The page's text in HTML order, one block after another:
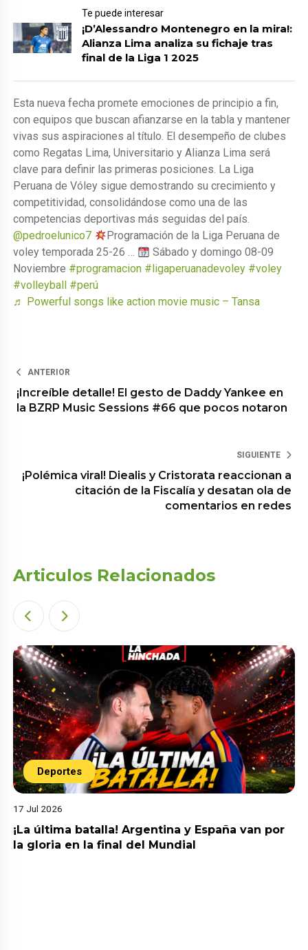
Te puede interesar
¡D’Alessandro Montenegro en la mira!:
Alianza Lima analiza su fichaje tras
final de la Liga 1 2025
Esta nueva fecha promete emociones de principio a fin,
con equipos que buscan afianzarse en la tabla y mantener
vivas sus aspiraciones al título. El desempeño de clubes
como Regatas Lima, Universitario y Alianza Lima será
clave para definir las primeras posiciones. La Liga
Peruana de Vóley sigue demostrando su crecimiento y
competitividad, consolidándose como una de las
competencias deportivas más seguidas del país.
@pedroelunico7
Programación de la Liga Peruana de
voley temporada 25-26 …
Sábado y domingo 08-09
Noviembre #programacion #ligaperuanadevoley #voley
#volleyball
#perú
♬ Powerful songs like action movie music – Tansa
ANTERIOR
¡Increíble detalle! El gesto de Daddy Yankee en
la BZRP Music Sessions #66 que pocos notaron
SIGUIENTE
¡Polémica viral! Diealis y Cristorata reaccionan a
citación de la Fiscalía y desatan ola de
comentarios en redes
Articulos Relacionados
Deportes
17 Jul 2026
¡La última batalla! Argentina y España van por
la gloria en la final del Mundial